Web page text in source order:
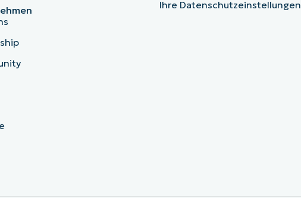
Ihre Datenschutzeinstellungen